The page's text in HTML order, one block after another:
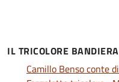
IL TRICOLORE
Camillo Benso conte